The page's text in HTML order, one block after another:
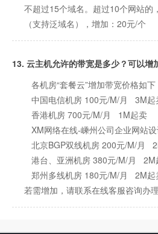
不超过15个域名。超过10个网站的
（支持泛域名），增加：20元/个
13. 云主机允许的带宽是多少？可以增
各机房“套餐云”增加带宽价格如
中国电信机房 100元/M/月 3M起
香港机房 700元/M/月 1M起卖
XM网络在线-嵊州公司企业网站
北京BGP双线机房 200元/M/月
港台、亚洲机房 380元/M/月 2M
郑州多线机房 180元/M/月 2M起
若需增加，请联系在线客服咨询办理